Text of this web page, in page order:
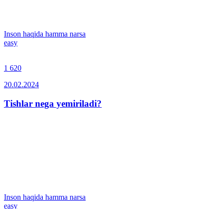
Inson haqida hamma narsa
easy
1 620
20.02.2024
Tishlar nega yemiriladi?
Inson haqida hamma narsa
easy